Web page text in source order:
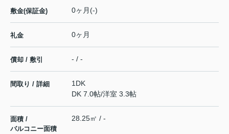
敷金(保証金) 0ヶ月(-)
礼金 0ヶ月
償却 / 敷引 - / -
間取り / 詳細
1DK
DK 7.0帖/洋室 3.3帖
面積 /
バルコニー面積
28.25㎡ / -